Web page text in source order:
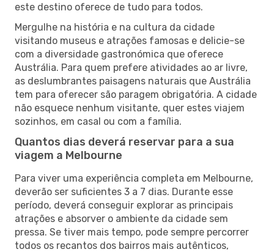
este destino oferece de tudo para todos.
Mergulhe na história e na cultura da cidade
visitando museus e atrações famosas e delicie-se
com a diversidade gastronómica que oferece
Austrália. Para quem prefere atividades ao ar livre,
as deslumbrantes paisagens naturais que Austrália
tem para oferecer são paragem obrigatória. A cidade
não esquece nenhum visitante, quer estes viajem
sozinhos, em casal ou com a família.
Quantos dias deverá reservar para a sua
viagem a Melbourne
Para viver uma experiência completa em Melbourne,
deverão ser suficientes 3 a 7 dias. Durante esse
período, deverá conseguir explorar as principais
atrações e absorver o ambiente da cidade sem
pressa. Se tiver mais tempo, pode sempre percorrer
todos os recantos dos bairros mais autênticos,